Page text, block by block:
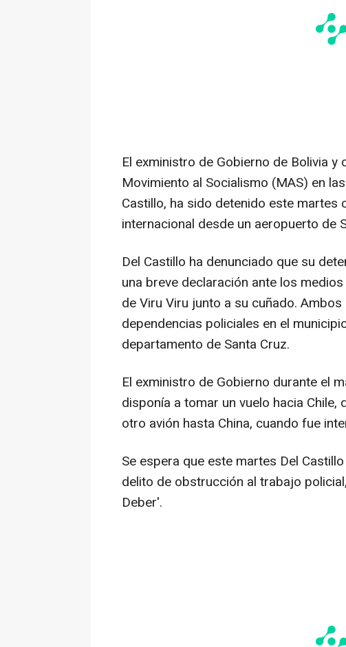
El exministro de Gobierno de Bolivia
Movimiento al Socialismo (MAS) en
Castillo, ha sido detenido este martes
internacional desde un aeropuerto de
Del Castillo ha denunciado que su
una breve declaración ante los
de Viru Viru junto a su cuñado.
dependencias policiales en el
departamento de Santa Cruz.
El exministro de Gobierno durante el
disponía a tomar un vuelo hacia
otro avión hasta China, cuando fue
Se espera que este martes Del
delito de obstrucción al trabajo
Deber'.